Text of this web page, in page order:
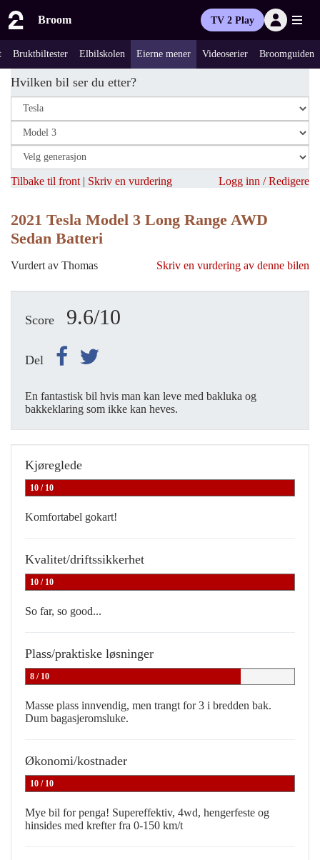
Broom TV 2 Play
Bruktbiltester Elbilskolen Eierne mener Videoserier Broomguiden
Hvilken bil ser du etter?
Tilbake til front | Skriv en vurdering Logg inn / Redigere
2021 Tesla Model 3 Long Range AWD
Sedan Batteri
Vurdert av Thomas Skriv en vurdering av denne bilen
Score 9.6/10
Del
En fantastisk bil hvis man kan leve med bakluka og
bakkeklaring som ikke kan heves.
Kjøreglede
10 / 10
Komfortabel gokart!
Kvalitet/driftssikkerhet
10 / 10
So far, so good...
Plass/praktiske løsninger
8 / 10
Masse plass innvendig, men trangt for 3 i bredden bak.
Dum bagasjeromsluke.
Økonomi/kostnader
10 / 10
Mye bil for penga! Supereffektiv, 4wd, hengerfeste og
hinsides med krefter fra 0-150 km/t